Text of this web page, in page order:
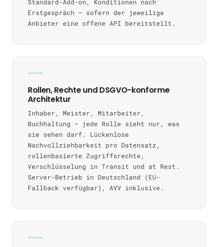
Standard-Add-on, Konditionen nach
Erstgespräch — sofern der jeweilige
Anbieter eine offene API bereitstellt.
Rollen, Rechte und DSGVO-konforme
Architektur
Inhaber, Meister, Mitarbeiter,
Buchhaltung — jede Rolle sieht nur, was
sie sehen darf. Lückenlose
Nachvollziehbarkeit pro Datensatz,
rollenbasierte Zugriffsrechte,
Verschlüsselung in Transit und at Rest.
Server-Betrieb in Deutschland (EU-
Fallback verfügbar), AVV inklusive.